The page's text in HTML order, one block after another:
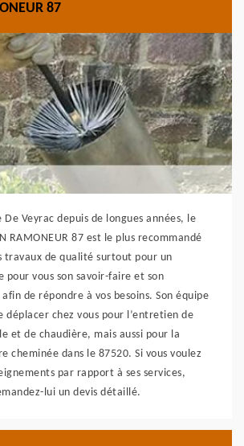
87
Veyrac depuis de longues années, le
RAMONEUR 87 est le plus recommandé
travaux de qualité surtout pour un
vous son savoir-faire et son
de répondre à vos besoins. Son équipe
déplacer chez vous pour l’entretien de
et de chaudière, mais aussi pour la
cheminée dans le 87520. Si vous voulez
par rapport à ses services,
lui un devis détaillé.